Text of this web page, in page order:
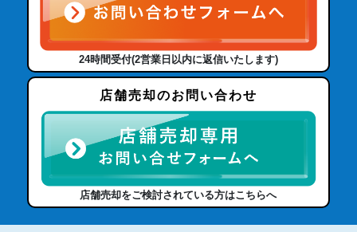
24時間受付(2営業日以内に返信いたします)
店舗売却のお問い合わせ
店舗売却をご検討されている方はこちらへ